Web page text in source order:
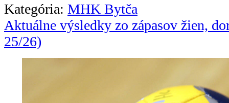
Kategória: MHK Bytča
Aktuálne výsledky zo zápasov žien,
25/26)